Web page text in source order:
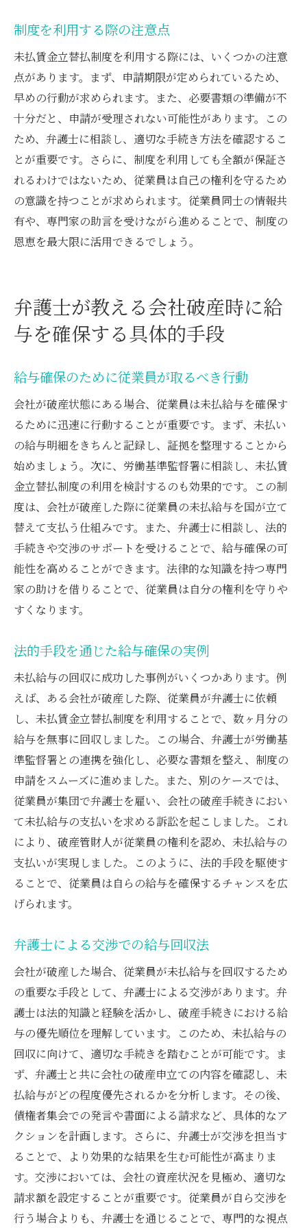
制度を利用する際の注意点
未払賃金立替払制度を利用する際には、いくつかの注意
点があります。まず、申請期限が定められているため、
早めの行動が求められます。また、必要書類の準備が不
十分だと、申請が受理されない可能性があります。この
ため、弁護士に相談し、適切な手続き方法を確認するこ
とが重要です。さらに、制度を利用しても全額が保証さ
れるわけではないため、従業員は自己の権利を守るため
の意識を持つことが求められます。従業員同士の情報共
有や、専門家の助言を受けながら進めることで、制度の
恩恵を最大限に活用できるでしょう。
弁護士が教える会社破産時に給
与を確保する具体的手段
給与確保のために従業員が取るべき行動
会社が破産状態にある場合、従業員は未払給与を確保す
るために迅速に行動することが重要です。まず、未払い
の給与明細をきちんと記録し、証拠を整理することから
始めましょう。次に、労働基準監督署に相談し、未払賃
金立替払制度の利用を検討するのも効果的です。この制
度は、会社が破産した際に従業員の未払給与を国が立て
替えて支払う仕組みです。また、弁護士に相談し、法的
手続きや交渉のサポートを受けることで、給与確保の可
能性を高めることができます。法律的な知識を持つ専門
家の助けを借りることで、従業員は自分の権利を守りや
すくなります。
法的手段を通じた給与確保の実例
未払給与の回収に成功した事例がいくつかあります。例
えば、ある会社が破産した際、従業員が弁護士に依頼
し、未払賃金立替払制度を利用することで、数ヶ月分の
給与を無事に回収しました。この場合、弁護士が労働基
準監督署との連携を強化し、必要な書類を整え、制度の
申請をスムーズに進めました。また、別のケースでは、
従業員が集団で弁護士を雇い、会社の破産手続きにおい
て未払給与の支払いを求める訴訟を起こしました。これ
により、破産管財人が従業員の権利を認め、未払給与の
支払いが実現しました。このように、法的手段を駆使す
ることで、従業員は自らの給与を確保するチャンスを広
げられます。
弁護士による交渉での給与回収法
会社が破産した場合、従業員が未払給与を回収するため
の重要な手段として、弁護士による交渉があります。弁
護士は法的知識と経験を活かし、破産手続きにおける給
与の優先順位を理解しています。このため、未払給与の
回収に向けて、適切な手続きを踏むことが可能です。ま
ず、弁護士と共に会社の破産申立ての内容を確認し、未
払給与がどの程度優先されるかを分析します。その後、
債権者集会での発言や書面による請求など、具体的なア
クションを計画します。さらに、弁護士が交渉を担当す
ることで、より効果的な結果を生む可能性が高まりま
す。交渉においては、会社の資産状況を見極め、適切な
請求額を設定することが重要です。従業員が自ら交渉を
行う場合よりも、弁護士を通じることで、専門的な視点